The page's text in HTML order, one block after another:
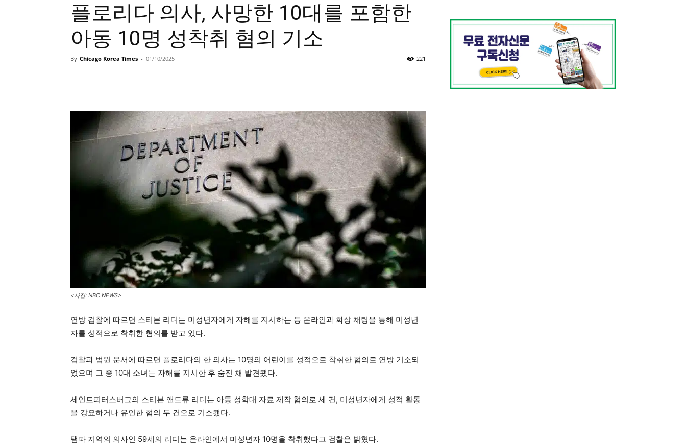
플로리다 의사, 사망한 10대를 포함한
아동 10명 성착취 혐의 기소
By Chicago Korea Times - 01/10/2025 221
<사진: NBC NEWS>
연방 검찰에 따르면 스티븐 리디는 미성년자에게 자해를 지시하는 등 온라인과 화상 채팅을 통해 미성년
자를 성적으로 착취한 혐의를 받고 있다.
검찰과 법원 문서에 따르면 플로리다의 한 의사는 10명의 어린이를 성적으로 착취한 혐의로 연방 기소되
었으며 그 중 10대 소녀는 자해를 지시한 후 숨진 채 발견됐다.
세인트피터스버그의 스티븐 앤드류 리디는 아동 성학대 자료 제작 혐의로 세 건, 미성년자에게 성적 활동
을 강요하거나 유인한 혐의 두 건으로 기소됐다.
탬파 지역의 의사인 59세의 리디는 온라인에서 미성년자 10명을 착취했다고 검찰은 밝혔다.